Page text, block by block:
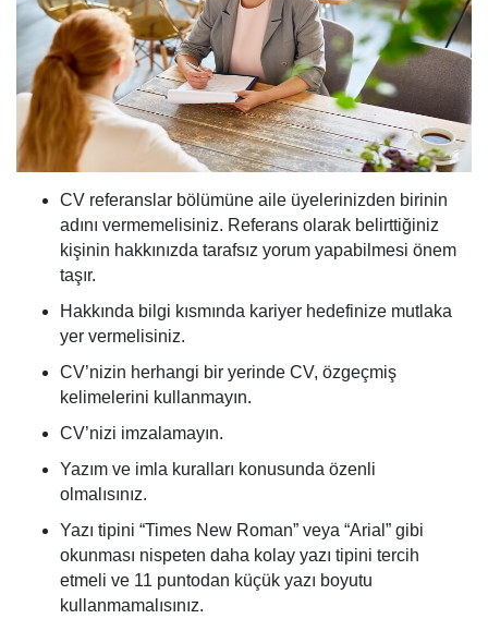
CV referanslar bölümüne aile üyelerinizden birinin
adını vermemelisiniz. Referans olarak belirttiğiniz
kişinin hakkınızda tarafsız yorum yapabilmesi önem
taşır.
Hakkında bilgi kısmında kariyer hedefinize mutlaka
yer vermelisiniz.
CV’nizin herhangi bir yerinde CV, özgeçmiş
kelimelerini kullanmayın.
CV’nizi imzalamayın.
Yazım ve imla kuralları konusunda özenli
olmalısınız.
Yazı tipini “Times New Roman” veya “Arial” gibi
okunması nispeten daha kolay yazı tipini tercih
etmeli ve 11 puntodan küçük yazı boyutu
kullanmamalısınız.